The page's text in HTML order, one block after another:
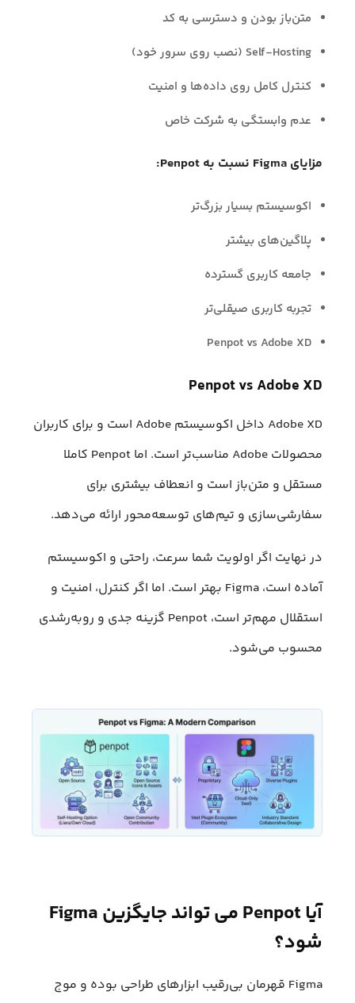
متن‌باز بودن و دسترسی به کد
Self-Hosting (نصب روی سرور خود)
کنترل کامل روی داده‌ها و امنیت
عدم وابستگی به شرکت خاص
مزایای Figma نسبت به Penpot:
اکوسیستم بسیار بزرگ‌تر
پلاگین‌های بیشتر
جامعه کاربری گسترده
تجربه کاربری صیقلی‌تر
Penpot vs Adobe XD
Penpot vs Adobe XD
Adobe XD داخل اکوسیستم Adobe است و برای کاربران
محصولات Adobe مناسب‌تر است. اما Penpot کاملا
مستقل و متن‌باز است و انعطاف بیشتری برای
سفارشی‌سازی و تیم‌های توسعه‌محور ارائه می‌دهد.
در نهایت اگر اولویت شما سرعت، راحتی و اکوسیستم
آماده است، Figma بهتر است. اما اگر کنترل، امنیت و
استقلال مهم‌تر است، Penpot گزینه جدی و روبه‌رشدی
محسوب می‌شود.
آیا Penpot می‌ تواند جایگزین Figma
شود؟
Figma قهرمان بی‌رقیب ابزارهای طراحی بوده و موج